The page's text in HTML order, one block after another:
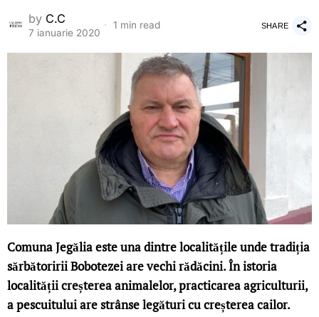
by C.C
7 ianuarie 2020
1 min read SHARE
Comuna Jegălia este una dintre localitățile unde tradiția
sărbătoririi Bobotezei are vechi rădăcini. În istoria
localității creșterea animalelor, practicarea agriculturii,
a pescuitului are strânse legături cu creșterea cailor.